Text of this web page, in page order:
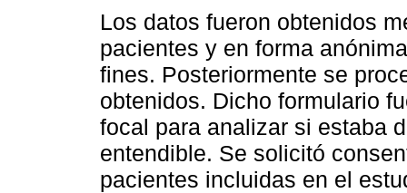
Los datos fueron obtenidos
pacientes y en forma
fines. Posteriormente se
obtenidos. Dicho formulario
focal para analizar si estaba
entendible. Se solicitó
pacientes incluidas en el